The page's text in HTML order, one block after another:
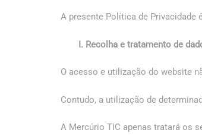
A presente Política de Privacidade
I. Recolha e tratamento de
O acesso e utilização do website
Contudo, a utilização de
A Mercúrio TIC apenas tratará os